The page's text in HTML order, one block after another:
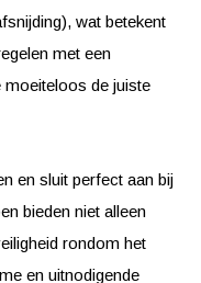
wat betekent
met een
moeiteloos de juiste
en sluit perfect aan bij
bieden niet alleen
rondom het
en uitnodigende